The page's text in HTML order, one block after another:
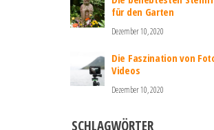
für den Garten
Dezember 10, 2020
Die Faszination von
Videos
Dezember 10, 2020
SCHLAGWÖRTER